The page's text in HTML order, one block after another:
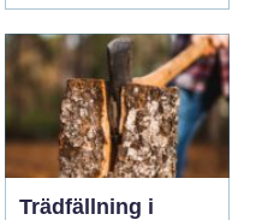
Trädfällning i